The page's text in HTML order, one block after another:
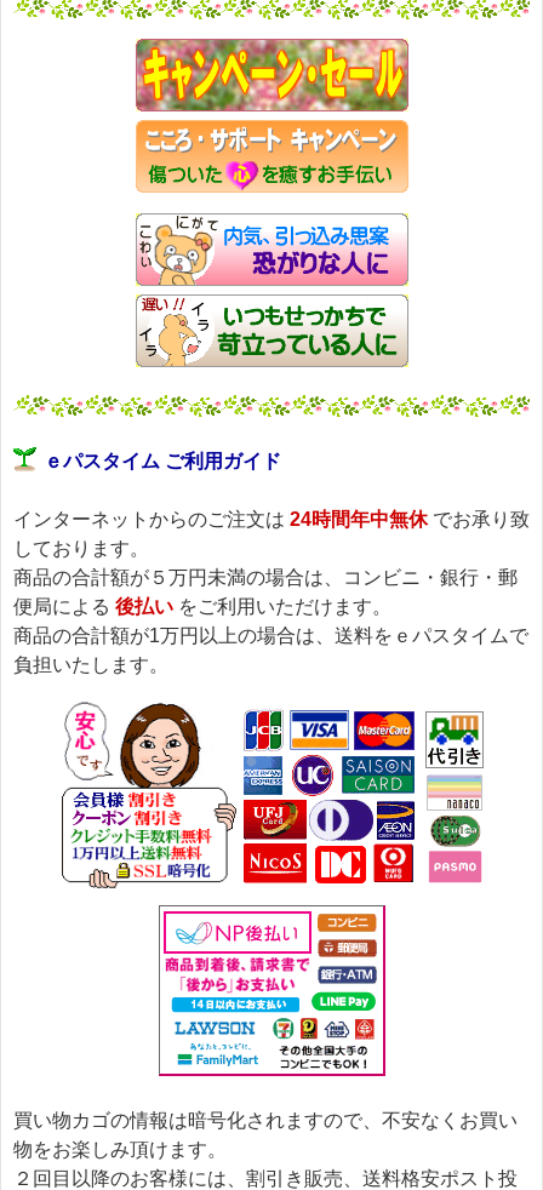
ｅパスタイム ご利用ガイド
インターネットからのご注文は 24時間年中無休でお承り致
しております。
商品の合計額が５万円未満の場合は、コンビニ・銀行・郵
便局による 後払い をご利用いただけます。
商品の合計額が1万円以上の場合は、送料をｅパスタイムで
負担いたします。
買い物カゴの情報は暗号化されますので、不安なくお買い
物をお楽しみ頂けます。
２回目以降のお客様には、割引き販売、送料格安ポスト投